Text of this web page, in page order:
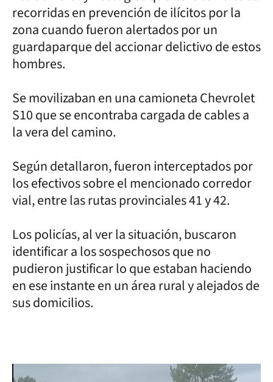
recorridas en prevención de ilícitos por la
zona cuando fueron alertados por un
guardaparque del accionar delictivo de estos
hombres.
Se movilizaban en una camioneta Chevrolet
S10 que se encontraba cargada de cables a
la vera del camino.
Según detallaron, fueron interceptados por
los efectivos sobre el mencionado corredor
vial, entre las rutas provinciales 41 y 42.
Los policías, al ver la situación, buscaron
identificar a los sospechosos que no
pudieron justificar lo que estaban haciendo
en ese instante en un área rural y alejados de
sus domicilios.